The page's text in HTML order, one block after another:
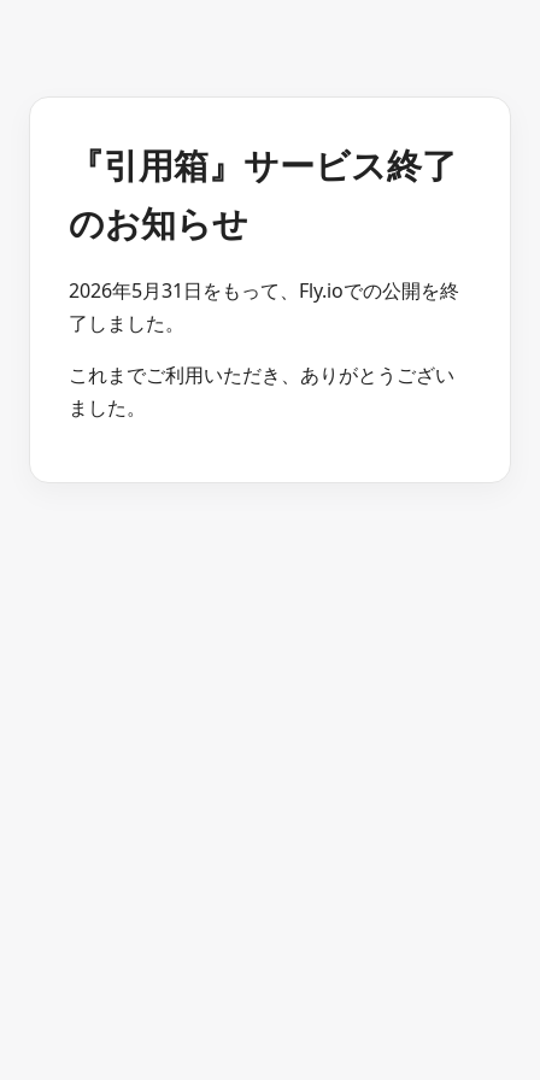
『引用箱』サービス終了
のお知らせ
2026年5月31日をもって、Fly.ioでの公開を終
了しました。
これまでご利用いただき、ありがとうござい
ました。